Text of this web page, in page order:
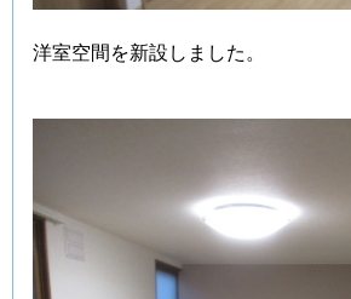
洋室空間を新設しました。